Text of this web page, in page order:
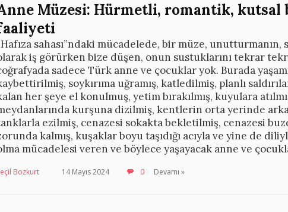
Müzesi: Hürmetli, romantik,
sahası”ndaki mücadelede, bir müze,
iş görürken bize düşen, onun sustuklarını tekrar
sadece Türk anne ve çocuklar yok. Burada
soykırıma uğramış, katledilmiş, planlı
her şeye el konulmuş, yetim bırakılmış, kuyulara
kurşuna dizilmiş, kentlerin orta yerinde
ezilmiş, cenazesi sokakta bekletilmiş, cenazesi
kalmış, kuşaklar boyu taşıdığı acıyla ve yine de
mücadelesi veren ve böylece yaşayacak anne ve
Bozkurt 14 Mayıs 2024 0 Devamı »